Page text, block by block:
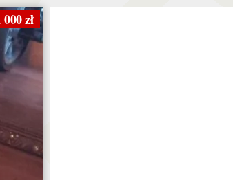
000 zł